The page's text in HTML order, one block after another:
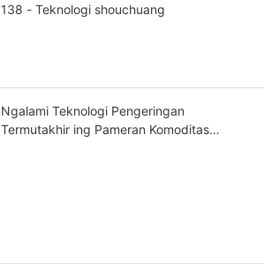
138 - Teknologi shouchuang
Ngalami Teknologi Pengeringan
Termutakhir ing Pameran Komoditas